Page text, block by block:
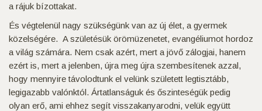
a rájuk bízottakat.
És végtelenül nagy szükségünk van az új élet, a gyermek
közelségére. A születésük örömüzenetet, evangéliumot hordoz
a világ számára. Nem csak azért, mert a jövő zálogjai, hanem
ezért is, mert a jelenben, újra meg újra szembesítenek azzal,
hogy mennyire távolodtunk el velünk született legtisztább,
legigazabb valónktól. Ártatlanságuk és őszinteségük pedig
olyan erő, ami ehhez segít visszakanyarodni, velük együtt